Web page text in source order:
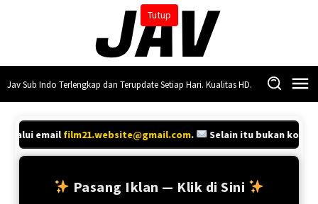
Tutup
Jav Sub Indo Terlengkap dan Terupdate Setiap Hari. Kualitas HD.
emailfilm21.website@gmail.com. Selain itu bukan
Pasang Iklan — Klik di Sini